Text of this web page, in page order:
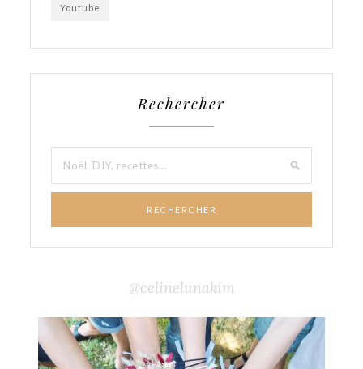
Youtube
Rechercher
RECHERCHER
@celinelunakim